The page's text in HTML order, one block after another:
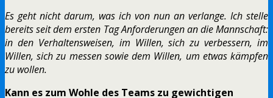
Es geht nicht darum, was ich von nun an verlange. Ich stelle
bereits seit dem ersten Tag Anforderungen an die Mannschaft:
in den Verhaltensweisen, im Willen, sich zu verbessern, im
Willen, sich zu messen sowie dem Willen, um etwas kämpfen
zu wollen.
Kann es zum Wohle des Teams zu gewichtigen